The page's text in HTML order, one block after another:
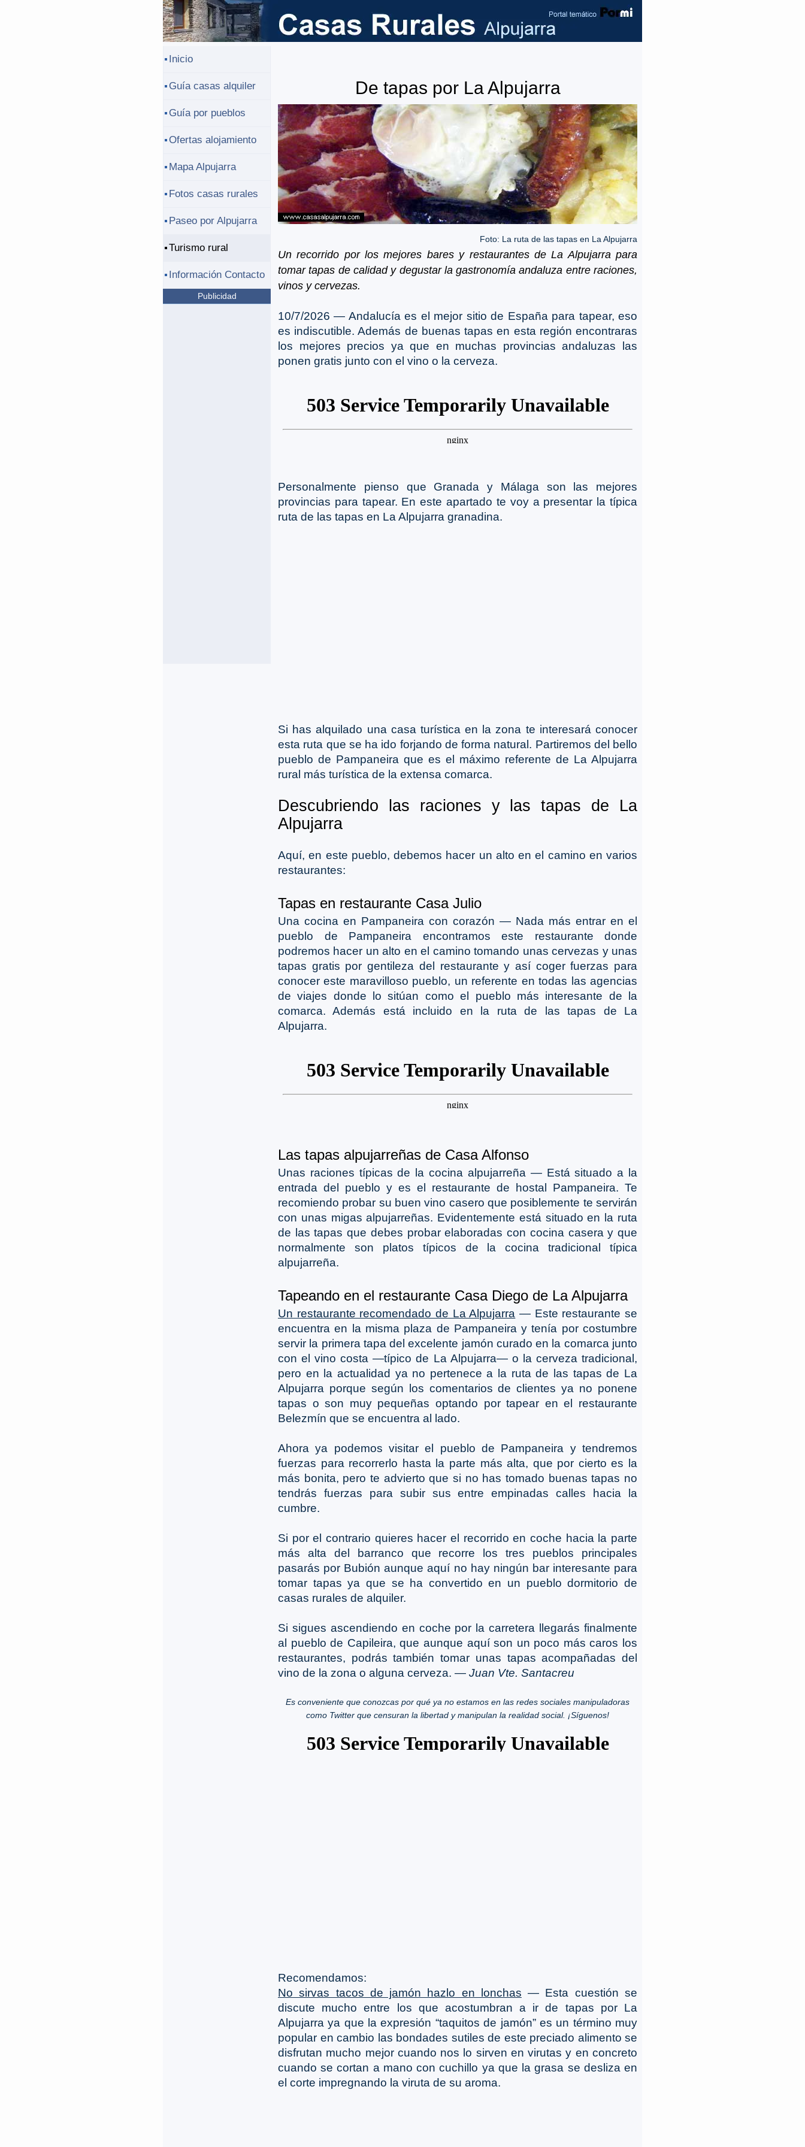
De tapas por La Alpujarra
Foto: La ruta de las tapas en La Alpujarra
Un recorrido por los mejores bares y restaurantes de La Alpujarra para
tomar tapas de calidad y degustar la gastronomía andaluza entre raciones,
vinos y cervezas.
10/7/2026 ― Andalucía es el mejor sitio de España para tapear, eso
es indiscutible. Además de buenas tapas en esta región encontraras
los mejores precios ya que en muchas provincias andaluzas las
ponen gratis junto con el vino o la cerveza.
Personalmente pienso que Granada y Málaga son las mejores
provincias para tapear. En este apartado te voy a presentar la típica
ruta de las tapas en La Alpujarra granadina.
Si has alquilado una casa turística en la zona te interesará conocer
esta ruta que se ha ido forjando de forma natural. Partiremos del bello
pueblo de Pampaneira que es el máximo referente de La Alpujarra
rural más turística de la extensa comarca.
Descubriendo las raciones y las tapas de La
Alpujarra
Aquí, en este pueblo, debemos hacer un alto en el camino en varios
restaurantes:
Tapas en restaurante Casa Julio
Una cocina en Pampaneira con corazón ― Nada más entrar en el
pueblo de Pampaneira encontramos este restaurante donde
podremos hacer un alto en el camino tomando unas cervezas y unas
tapas gratis por gentileza del restaurante y así coger fuerzas para
conocer este maravilloso pueblo, un referente en todas las agencias
de viajes donde lo sitúan como el pueblo más interesante de la
comarca. Además está incluido en la ruta de las tapas de La
Alpujarra.
Las tapas alpujarreñas de Casa Alfonso
Unas raciones típicas de la cocina alpujarreña ― Está situado a la
entrada del pueblo y es el restaurante de hostal Pampaneira. Te
recomiendo probar su buen vino casero que posiblemente te servirán
con unas migas alpujarreñas. Evidentemente está situado en la ruta
de las tapas que debes probar elaboradas con cocina casera y que
normalmente son platos típicos de la cocina tradicional típica
alpujarreña.
Tapeando en el restaurante Casa Diego de La Alpujarra
Un restaurante recomendado de La Alpujarra ― Este restaurante se
encuentra en la misma plaza de Pampaneira y tenía por costumbre
servir la primera tapa del excelente jamón curado en la comarca junto
con el vino costa ―típico de La Alpujarra― o la cerveza tradicional,
pero en la actualidad ya no pertenece a la ruta de las tapas de La
Alpujarra porque según los comentarios de clientes ya no ponene
tapas o son muy pequeñas optando por tapear en el restaurante
Belezmín que se encuentra al lado.
Ahora ya podemos visitar el pueblo de Pampaneira y tendremos
fuerzas para recorrerlo hasta la parte más alta, que por cierto es la
más bonita, pero te advierto que si no has tomado buenas tapas no
tendrás fuerzas para subir sus entre empinadas calles hacia la
cumbre.
Si por el contrario quieres hacer el recorrido en coche hacia la parte
más alta del barranco que recorre los tres pueblos principales
pasarás por Bubión aunque aquí no hay ningún bar interesante para
tomar tapas ya que se ha convertido en un pueblo dormitorio de
casas rurales de alquiler.
Si sigues ascendiendo en coche por la carretera llegarás finalmente
al pueblo de Capileira, que aunque aquí son un poco más caros los
restaurantes, podrás también tomar unas tapas acompañadas del
vino de la zona o alguna cerveza. ― Juan Vte. Santacreu
Es conveniente que conozcas por qué ya no estamos en las redes sociales manipuladoras
como Twitter que censuran la libertad y manipulan la realidad social. ¡Síguenos!
Recomendamos:
No sirvas tacos de jamón hazlo en lonchas ― Esta cuestión se
discute mucho entre los que acostumbran a ir de tapas por La
Alpujarra ya que la expresión “taquitos de jamón” es un término muy
popular en cambio las bondades sutiles de este preciado alimento se
disfrutan mucho mejor cuando nos lo sirven en virutas y en concreto
cuando se cortan a mano con cuchillo ya que la grasa se desliza en
el corte impregnando la viruta de su aroma.
Inicio
Guía casas alquiler
Guía por pueblos
Ofertas alojamiento
Mapa Alpujarra
Fotos casas rurales
Paseo por Alpujarra
Turismo rural
Información Contacto
Publicidad